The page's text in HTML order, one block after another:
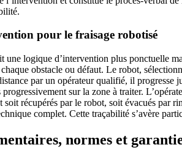
pour le fraisage robotisé
une logique d’intervention plus ponctuelle
obstacle ou défaut. Le robot,
par un opérateur qualifié, il progresse
sur la zone à traiter.
soit récupérés par le robot, soit évacués par
complet. Cette traçabilité s’avère
normes et